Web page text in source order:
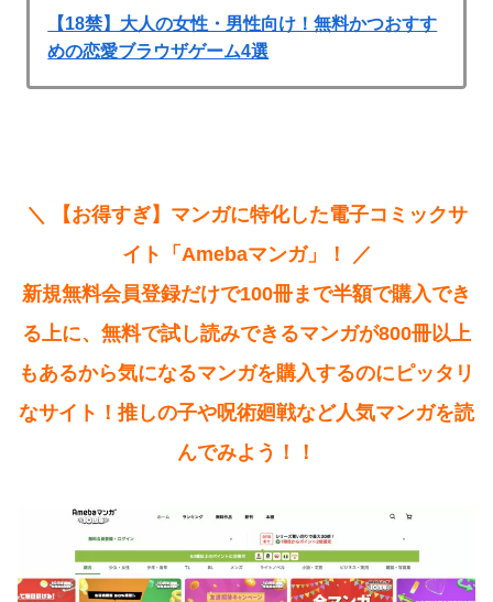
【18禁】大人の女性・男性向け！無料かつおすす
めの恋愛ブラウザゲーム4選
＼ 【お得すぎ】マンガに特化した電子コミックサ
イト「Amebaマンガ」！ ／
新規無料会員登録だけで100冊まで半額で購入でき
る上に、無料で試し読みできるマンガが800冊以上
もあるから気になるマンガを購入するのにピッタリ
なサイト！推しの子や呪術廻戦など人気マンガを読
んでみよう！！